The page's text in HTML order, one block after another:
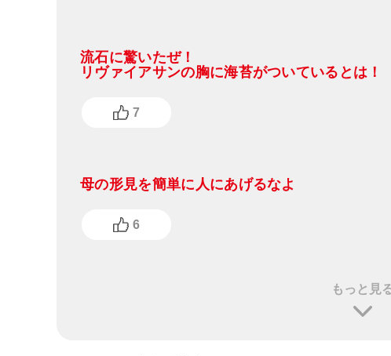
流石に驚いたぜ！
リヴァイアサンの胸に海苔がついているとは！
7
母の形見を簡単に人にあげるなよ
6
もっと見